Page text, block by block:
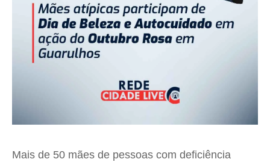
Mais de 50 mães de pessoas com deficiência